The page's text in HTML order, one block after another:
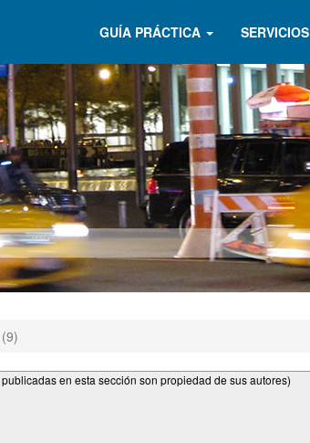
GUÍA PRÁCTICA SERVICIOS
en esta sección son propiedad de sus autores)